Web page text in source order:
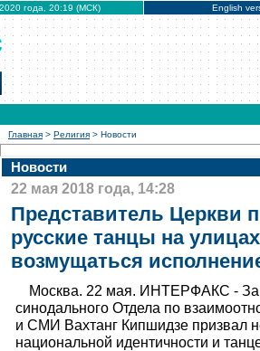
года, 20:19 (МСК) English
Главная > Религия > Новости
Новости
22 мая 2018 года, 14:28
Представитель Церкви
русские танцы на
возмущаться
Москва. 22 мая. ИНТЕРФАКС -
синодального Отдела по
и СМИ Вахтанг Кипшидзе призвал
национальной идентичности и